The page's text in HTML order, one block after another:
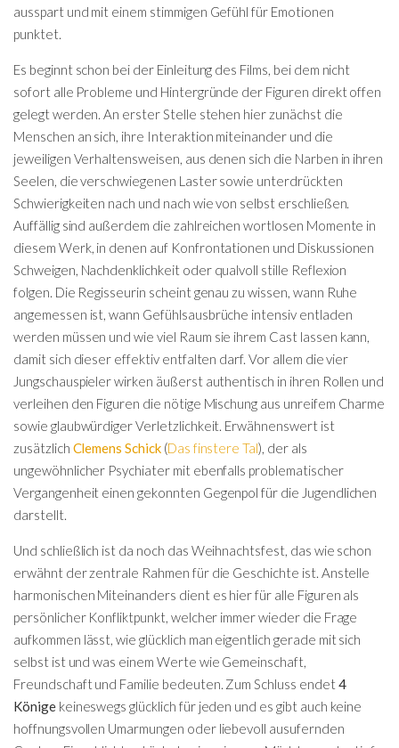
ausspart und mit einem stimmigen Gefühl für Emotionen
punktet.
Es beginnt schon bei der Einleitung des Films, bei dem nicht
sofort alle Probleme und Hintergründe der Figuren direkt offen
gelegt werden. An erster Stelle stehen hier zunächst die
Menschen an sich, ihre Interaktion miteinander und die
jeweiligen Verhaltensweisen, aus denen sich die Narben in ihren
Seelen, die verschwiegenen Laster sowie unterdrückten
Schwierigkeiten nach und nach wie von selbst erschließen.
Auffällig sind außerdem die zahlreichen wortlosen Momente in
diesem Werk, in denen auf Konfrontationen und Diskussionen
Schweigen, Nachdenklichkeit oder qualvoll stille Reflexion
folgen. Die Regisseurin scheint genau zu wissen, wann Ruhe
angemessen ist, wann Gefühlsausbrüche intensiv entladen
werden müssen und wie viel Raum sie ihrem Cast lassen kann,
damit sich dieser effektiv entfalten darf. Vor allem die vier
Jungschauspieler wirken äußerst authentisch in ihren Rollen und
verleihen den Figuren die nötige Mischung aus unreifem Charme
sowie glaubwürdiger Verletzlichkeit. Erwähnenswert ist
zusätzlich Clemens Schick(Das finstere Tal), der als
ungewöhnlicher Psychiater mit ebenfalls problematischer
Vergangenheit einen gekonnten Gegenpol für die Jugendlichen
darstellt.
Und schließlich ist da noch das Weihnachtsfest, das wie schon
erwähnt der zentrale Rahmen für die Geschichte ist. Anstelle
harmonischen Miteinanders dient es hier für alle Figuren als
persönlicher Konfliktpunkt, welcher immer wieder die Frage
aufkommen lässt, wie glücklich man eigentlich gerade mit sich
selbst ist und was einem Werte wie Gemeinschaft,
Freundschaft und Familie bedeuten. Zum Schluss endet 4
Königekeineswegs glücklich für jeden und es gibt auch keine
hoffnungsvollen Umarmungen oder liebevoll ausufernden